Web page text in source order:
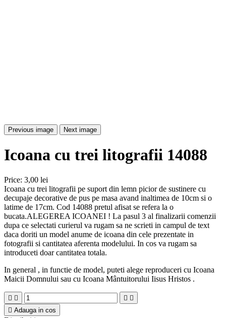
Previous image Next image
Icoana cu trei litografii 14088
Price: 3,00 lei
Icoana cu trei litografii pe suport din lemn picior de sustinere cu
decupaje decorative de pus pe masa avand inaltimea de 10cm si o
latime de 17cm. Cod 14088 pretul afisat se refera la o
bucata.ALEGEREA ICOANEI ! La pasul 3 al finalizarii comenzii
dupa ce selectati curierul va rugam sa ne scrieti in campul de text
daca doriti un model anume de icoana din cele prezentate in
fotografii si cantitatea aferenta modelului. In cos va rugam sa
introduceti doar cantitatea totala.
In general , in functie de model, puteti alege reproduceri cu Icoana
Maicii Domnului sau cu Icoana Mântuitorului Iisus Hristos .
   
 Adauga in cos